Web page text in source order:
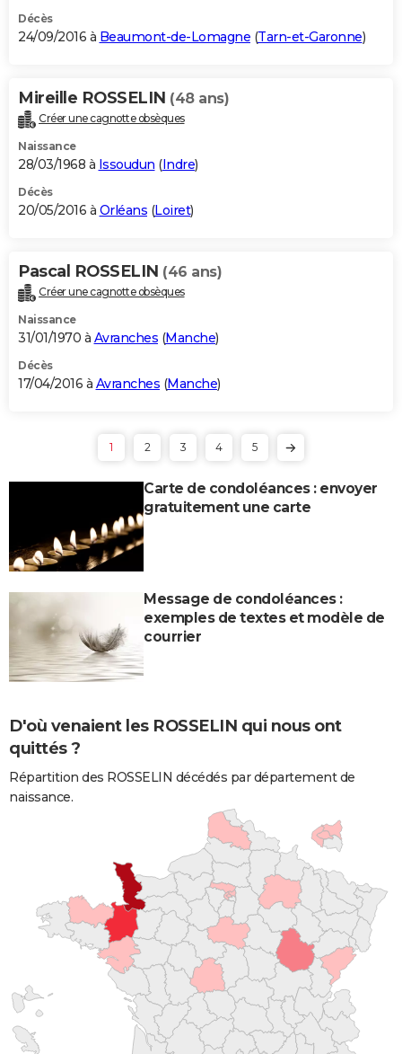
Décès
24/09/2016 à Beaumont-de-Lomagne (Tarn-et-Garonne)
Mireille ROSSELIN (48 ans)
Créer une cagnotte obsèques
Naissance
28/03/1968 à Issoudun (Indre)
Décès
20/05/2016 à Orléans (Loiret)
Pascal ROSSELIN (46 ans)
Créer une cagnotte obsèques
Naissance
31/01/1970 à Avranches (Manche)
Décès
17/04/2016 à Avranches (Manche)
1 2 3 4 5
Carte de condoléances : envoyer
gratuitement une carte
Message de condoléances :
exemples de textes et modèle de
courrier
D'où venaient les ROSSELIN qui nous ont
quittés ?
Répartition des ROSSELIN décédés par département de
naissance.